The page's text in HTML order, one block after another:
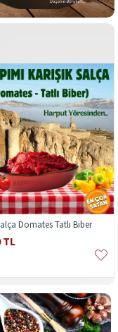
Domates Tatlı Biber
TL